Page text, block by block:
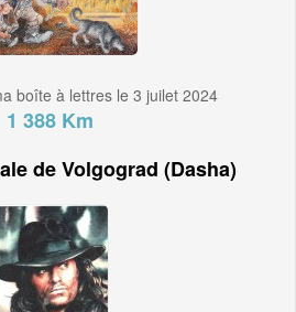
boîte à lettres le 3 juilet 2024
1 388 Km
de Volgograd (Dasha)